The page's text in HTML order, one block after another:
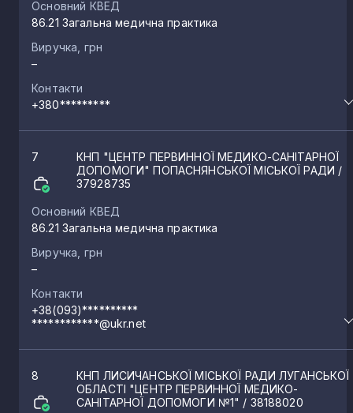
Основний КВЕД
86.21 Загальна медична практика
Виручка, грн
–
Контакти
+380*********
7
КНП "ЦЕНТР ПЕРВИННОЇ МЕДИКО-САНІТАРНОЇ
ДОПОМОГИ" ПОПАСНЯНСЬКОЇ МІСЬКОЇ РАДИ /
37928735
Основний КВЕД
86.21 Загальна медична практика
Виручка, грн
–
Контакти
+38(093)**********
************@ukr.net
8
КНП ЛИСИЧАНСЬКОЇ МІСЬКОЇ РАДИ ЛУГАНСЬКОЇ
ОБЛАСТІ "ЦЕНТР ПЕРВИННОЇ МЕДИКО-
САНІТАРНОЇ ДОПОМОГИ №1" / 38188020